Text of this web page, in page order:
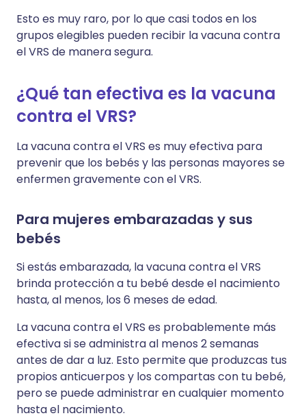
Esto es muy raro, por lo que casi todos en los
grupos elegibles pueden recibir la vacuna contra
el VRS de manera segura.
¿Qué tan efectiva es la vacuna
contra el VRS?
La vacuna contra el VRS es muy efectiva para
prevenir que los bebés y las personas mayores se
enfermen gravemente con el VRS.
Para mujeres embarazadas y sus
bebés
Si estás embarazada, la vacuna contra el VRS
brinda protección a tu bebé desde el nacimiento
hasta, al menos, los 6 meses de edad.
La vacuna contra el VRS es probablemente más
efectiva si se administra al menos 2 semanas
antes de dar a luz. Esto permite que produzcas tus
propios anticuerpos y los compartas con tu bebé,
pero se puede administrar en cualquier momento
hasta el nacimiento.